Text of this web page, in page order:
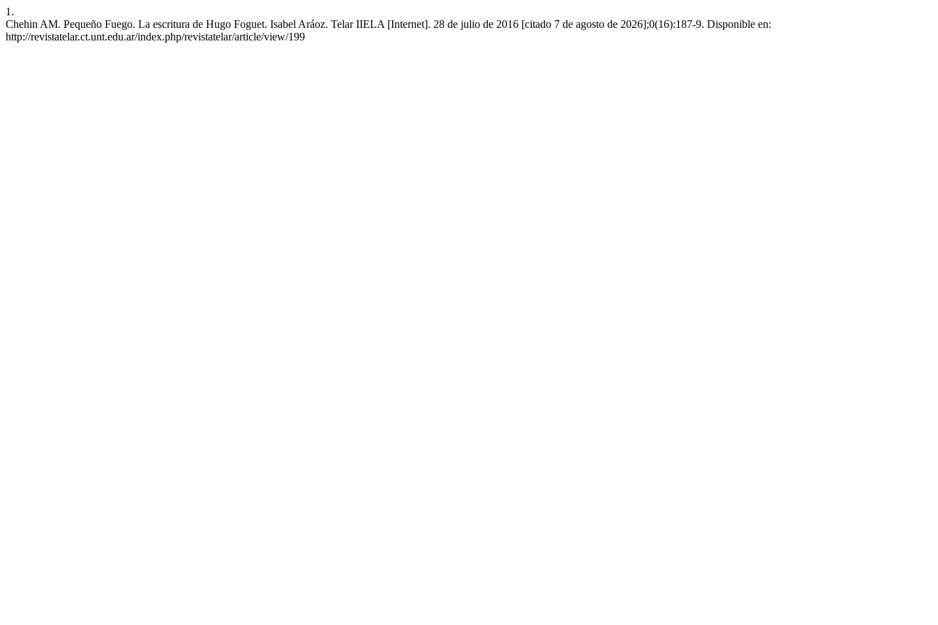
1.
Chehin AM. Pequeño Fuego. La escritura de Hugo Foguet. Isabel Aráoz. Telar IIELA [Internet]. 28 de julio de 2016 [citado 7 de agosto de 2026];0(16):187-9. Disponible en:
http://revistatelar.ct.unt.edu.ar/index.php/revistatelar/article/view/199